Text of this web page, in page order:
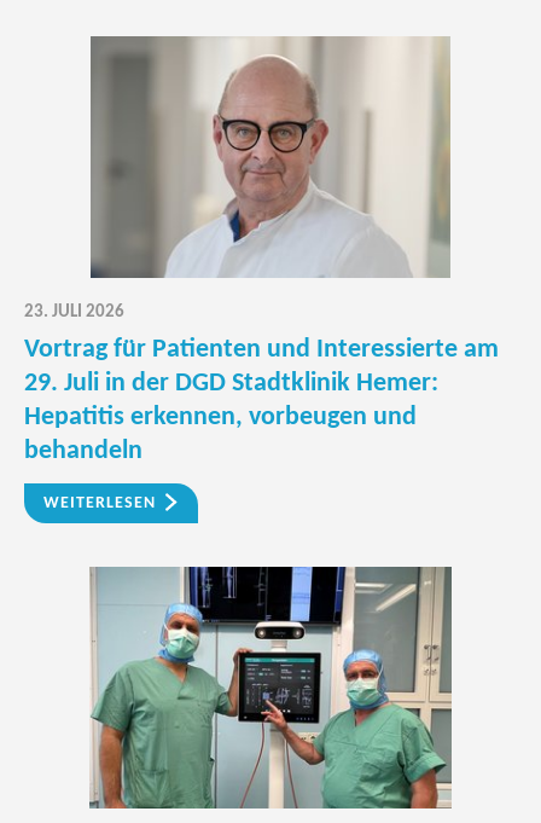
23. JULI 2026
Vortrag für Patienten und Interessierte am
29. Juli in der DGD Stadtklinik Hemer:
Hepatitis erkennen, vorbeugen und
behandeln
WEITERLESEN